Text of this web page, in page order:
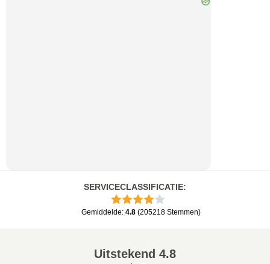
SERVICECLASSIFICATIE:
Gemiddelde: 4.8 (205218 Stemmen)
Uitstekend 4.8